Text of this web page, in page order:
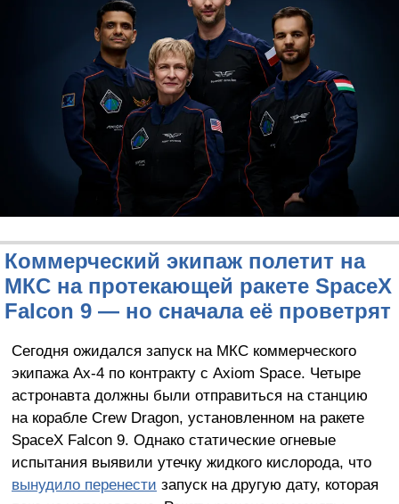
Коммерческий экипаж полетит на
МКС на протекающей ракете SpaceX
Falcon 9 — но сначала её проветрят
Сегодня ожидался запуск на МКС коммерческого
экипажа Ax-4 по контракту с Axiom Space. Четыре
астронавта должны были отправиться на станцию
на корабле Crew Dragon, установленном на ракете
SpaceX Falcon 9. Однако статические огневые
испытания выявили утечку жидкого кислорода, что
вынудило перенести запуск на другую дату, которая